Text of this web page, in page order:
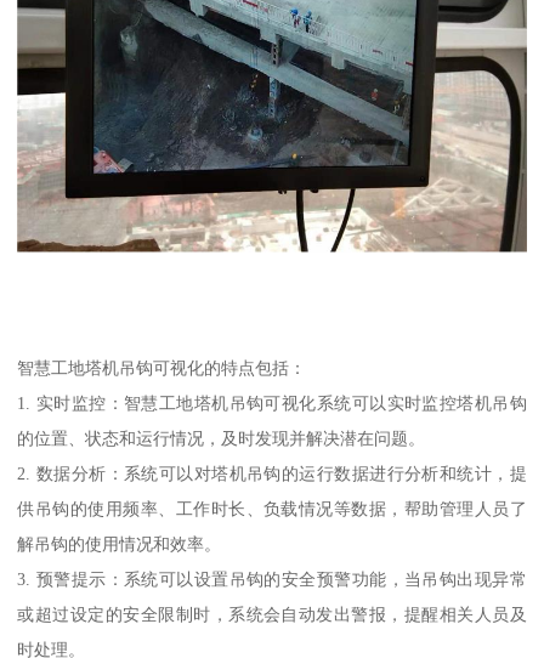
智慧工地塔机吊钩可视化的特点包括：
1. 实时监控：智慧工地塔机吊钩可视化系统可以实时监控塔机吊钩
的位置、状态和运行情况，及时发现并解决潜在问题。
2. 数据分析：系统可以对塔机吊钩的运行数据进行分析和统计，提
供吊钩的使用频率、工作时长、负载情况等数据，帮助管理人员了
解吊钩的使用情况和效率。
3. 预警提示：系统可以设置吊钩的安全预警功能，当吊钩出现异常
或超过设定的安全限制时，系统会自动发出警报，提醒相关人员及
时处理。